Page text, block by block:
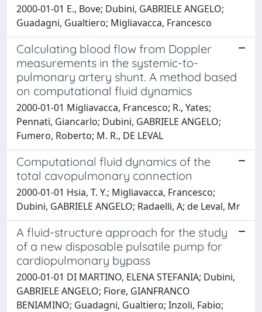
2000-01-01 E., Bove; Dubini, GABRIELE ANGELO;
Guadagni, Gualtiero; Migliavacca, Francesco
Calculating blood flow from Doppler
measurements in the systemic-to-
pulmonary artery shunt. A method based
on computational fluid dynamics
2000-01-01 Migliavacca, Francesco; R., Yates;
Pennati, Giancarlo; Dubini, GABRIELE ANGELO;
Fumero, Roberto; M. R., DE LEVAL
Computational fluid dynamics of the
total cavopulmonary connection
2000-01-01 Hsia, T. Y.; Migliavacca, Francesco;
Dubini, GABRIELE ANGELO; Radaelli, A; de Leval, Mr
A fluid-structure approach for the study
of a new disposable pulsatile pump for
cardiopulmonary bypass
2000-01-01 DI MARTINO, ELENA STEFANIA; Dubini,
GABRIELE ANGELO; Fiore, GIANFRANCO
BENIAMINO; Guadagni, Gualtiero; Inzoli, Fabio;